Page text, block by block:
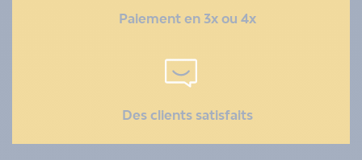
Paiement en 3x ou 4x
Des clients satisfaits